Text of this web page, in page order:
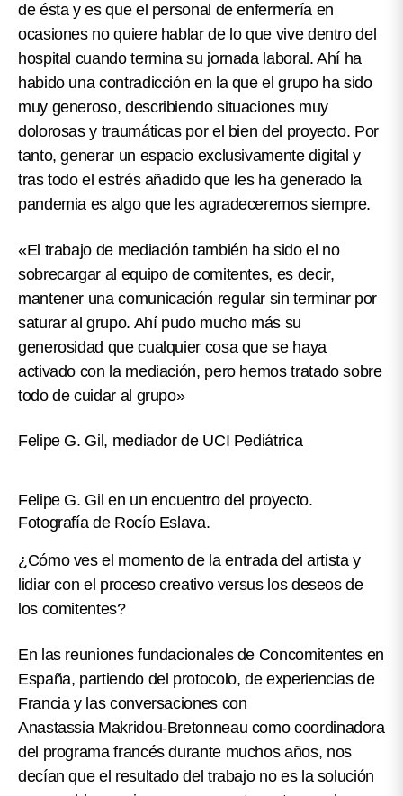
de ésta y es que el personal de enfermería en
ocasiones no quiere hablar de lo que vive dentro del
hospital cuando termina su jornada laboral. Ahí ha
habido una contradicción en la que el grupo ha sido
muy generoso, describiendo situaciones muy
dolorosas y traumáticas por el bien del proyecto. Por
tanto, generar un espacio exclusivamente digital y
tras todo el estrés añadido que les ha generado la
pandemia es algo que les agradeceremos siempre.
«El trabajo de mediación también ha sido el no
sobrecargar al equipo de comitentes, es decir,
mantener una comunicación regular sin terminar por
saturar al grupo. Ahí pudo mucho más su
generosidad que cualquier cosa que se haya
activado con la mediación, pero hemos tratado sobre
todo de cuidar al grupo»
Felipe G. Gil, mediador de UCI Pediátrica
Felipe G. Gil en un encuentro del proyecto.
Fotografía de Rocío Eslava.
¿Cómo ves el momento de la entrada del artista y
lidiar con el proceso creativo versus los deseos de
los comitentes?
En las reuniones fundacionales de Concomitentes en
España, partiendo del protocolo, de experiencias de
Francia y las conversaciones con
Anastassia Makridou-Bretonneau como coordinadora
del programa francés durante muchos años, nos
decían que el resultado del trabajo no es la solución